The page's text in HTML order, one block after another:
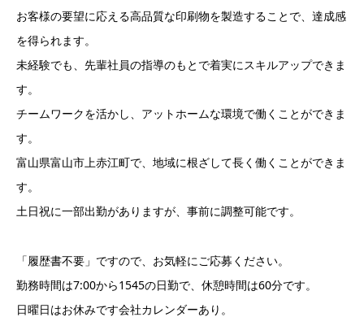
お客様の要望に応える高品質な印刷物を製造することで、達成感
を得られます。
未経験でも、先輩社員の指導のもとで着実にスキルアップできま
す。
チームワークを活かし、アットホームな環境で働くことができま
す。
富山県富山市上赤江町で、地域に根ざして長く働くことができま
す。
土日祝に一部出勤がありますが、事前に調整可能です。
「履歴書不要」ですので、お気軽にご応募ください。
勤務時間は7:00から1545の日勤で、休憩時間は60分です。
日曜日はお休みです会社カレンダーあり。